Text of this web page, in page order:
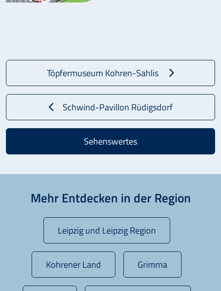
Sehenswertes
Töpfermuseum Kohren-Sahlis
Schwind-Pavillon Rüdigsdorf
Mehr Entdecken in der Region
Leipzig und Leipzig Region
Kohrener Land Grimma